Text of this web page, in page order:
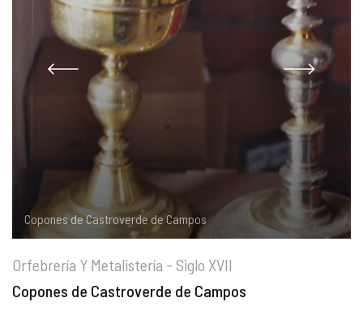
Copones de Castroverde de Campos
Orfebrería Y Metalistería - Siglo XVII
Copones de Castroverde de Campos
COMPLIANCE
DOCTRINA DE LA IGLESIA
PORTAL DE TRANSPARENCIA
RENDICIÓN CUENTAS ENTIDADES RELIGIOSAS
PREGUNTAS FRECUENTES
PASTORAL SAMARITANA
CENTROS SOCIALES
APOSTOLADO SEGLAR
VIDA CONSAGRADA
IMÁGENES
VÍDEOS